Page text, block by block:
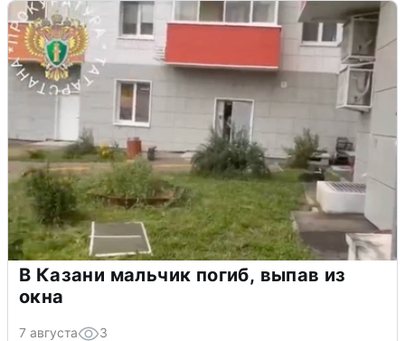
В Казани мальчик погиб, выпав из
окна
7 августа 3